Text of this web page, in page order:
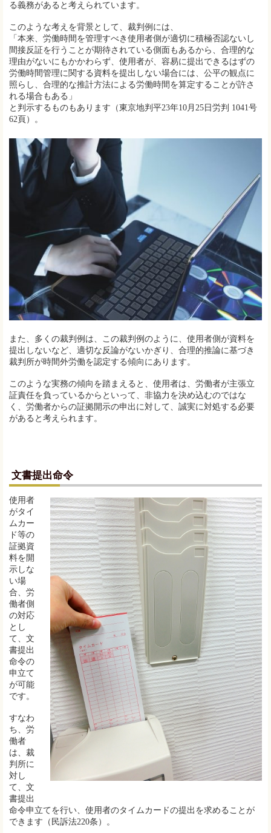
る義務があると考えられています。
このような考えを背景として、裁判例には、
「本来、労働時間を管理すべき使用者側が適切に積極否認ないし
間接反証を行うことが期待されている側面もあるから、合理的な
理由がないにもかかわらず、使用者が、容易に提出できるはずの
労働時間管理に関する資料を提出しない場合には、公平の観点に
照らし、合理的な推計方法による労働時間を算定することが許さ
れる場合もある」
と判示するものもあります（東京地判平23年10月25日労判 1041号
62頁）。
また、多くの裁判例は、この裁判例のように、使用者側が資料を
提出しないなど、適切な反論がないかぎり、合理的推論に基づき
裁判所が時間外労働を認定する傾向にあります。
このような実務の傾向を踏まえると、使用者は、労働者が主張立
証責任を負っているからといって、非協力を決め込むのではな
く、労働者からの証拠開示の申出に対して、誠実に対処する必要
があると考えられます。
文書提出命令
使用者
がタイ
ムカー
ド等の
証拠資
料を開
示しな
い場
合、労
働者側
の対応
とし
て、文
書提出
命令の
申立て
が可能
です。
すなわ
ち、労
働者
は、裁
判所に
対し
て、文
書提出
命令申立てを行い、使用者のタイムカードの提出を求めることが
できます（民訴法220条）。